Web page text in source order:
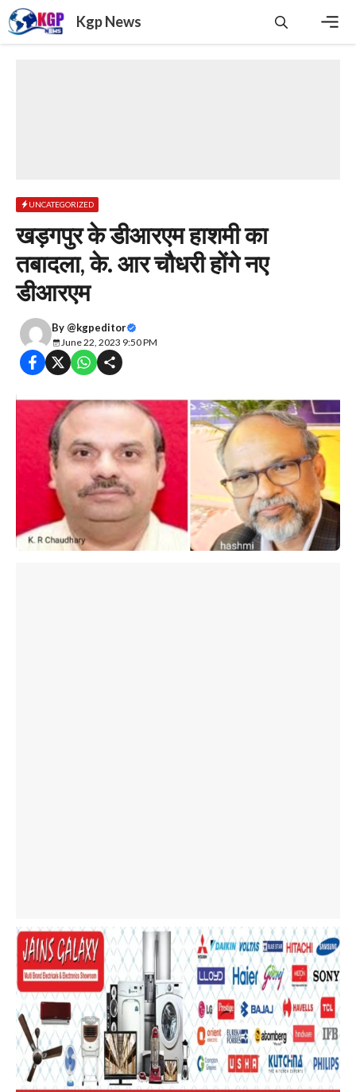
Skip
to
content
Kgp News
UNCATEGORIZED
खड़गपुर के डीआरएम हाशमी का
तबादला, के. आर चौधरी होंगे नए
डीआरएम
By @kgpeditor
June 22, 2023 9:50 PM